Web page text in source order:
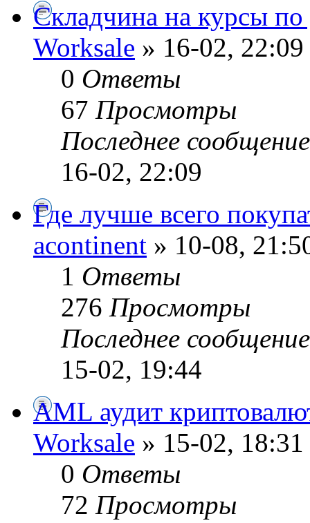
Складчина на курсы по
Worksale » 16-02, 22:09
0 Ответы
67 Просмотры
Последнее
16-02, 22:09
Где лучше всего
acontinent » 10-08,
1 Ответы
276 Просмотры
Последнее
15-02, 19:44
AML аудит
Worksale » 15-02, 18:31
0 Ответы
72 Просмотры